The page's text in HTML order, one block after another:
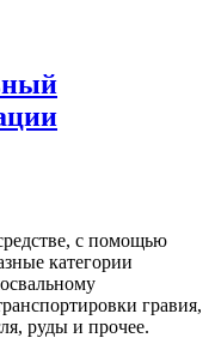
с помощью
категории
гравия,
руды и прочее.